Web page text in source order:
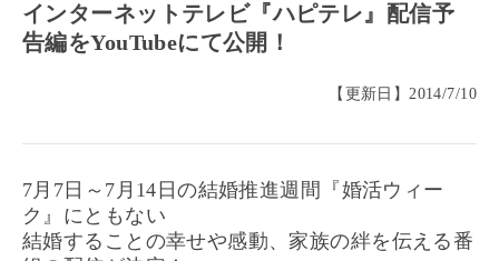
インターネットテレビ『ハピテレ』配信予
告編をYouTubeにて公開！
【更新日】2014/7/10
7月7日～7月14日の結婚推進週間『婚活ウィー
ク』にともない
結婚することの幸せや感動、家族の絆を伝える番